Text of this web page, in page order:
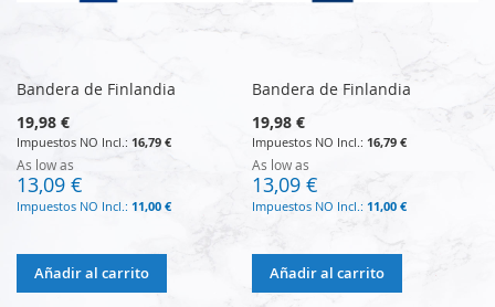
Bandera de Finlandia
19,98 €
16,79 €
As low as
13,09 €
11,00 €
Añadir al carrito
Bandera de Finlandia
19,98 €
16,79 €
As low as
13,09 €
11,00 €
Añadir al carrito